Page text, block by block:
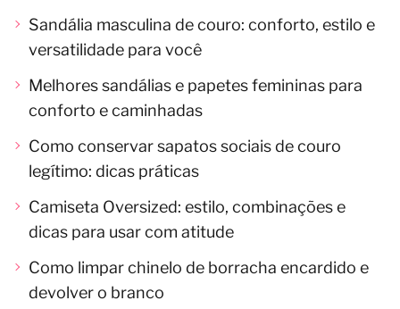
Sandália masculina de couro: conforto, estilo e
versatilidade para você
Melhores sandálias e papetes femininas para
conforto e caminhadas
Como conservar sapatos sociais de couro
legítimo: dicas práticas
Camiseta Oversized: estilo, combinações e
dicas para usar com atitude
Como limpar chinelo de borracha encardido e
devolver o branco